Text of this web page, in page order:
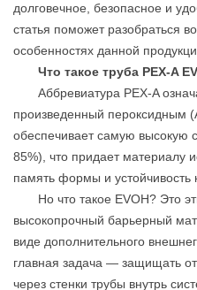
долговечное, безопасное и
статья поможет разобраться
особенностях данной
Что такое труба PEX-A
Аббревиатура PEX-A
произведенный пероксидным
обеспечивает самую высокую
85%), что придает материалу
память формы и устойчивость
Но что такое EVOH? Это
высокопрочный барьерный
виде дополнительного
главная задача — защищать
через стенки трубы внутрь